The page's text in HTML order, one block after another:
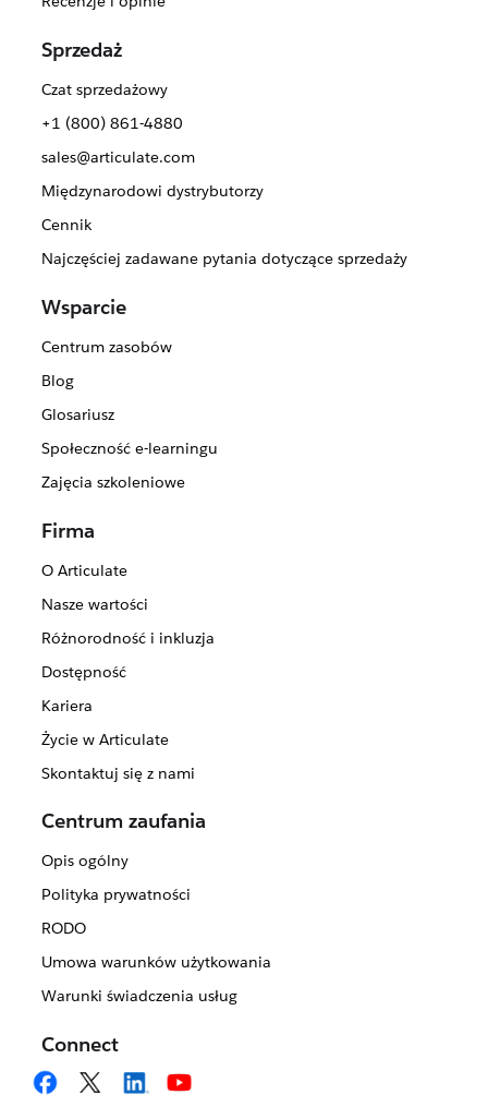
Sprzedaż
Czat sprzedażowy
+1 (800) 861-4880
sales@articulate.com
Międzynarodowi dystrybutorzy
Cennik
Najczęściej zadawane pytania dotyczące sprzedaży
Wsparcie
Centrum zasobów
Blog
Glosariusz
Społeczność e-learningu
Zajęcia szkoleniowe
Firma
O Articulate
Nasze wartości
Różnorodność i inkluzja
Dostępność
Kariera
Życie w Articulate
Skontaktuj się z nami
Centrum zaufania
Opis ogólny
Polityka prywatności
RODO
Umowa warunków użytkowania
Warunki świadczenia usług
Connect